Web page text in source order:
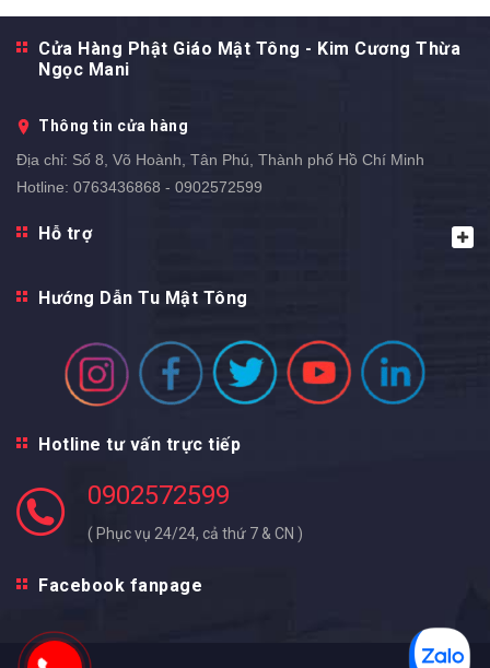
Cửa Hàng Phật Giáo Mật Tông - Kim Cương Thừa
Ngọc Mani
Thông tin cửa hàng
Địa chỉ: Số 8, Võ Hoành, Tân Phú, Thành phố Hồ Chí Minh
Hotline: 0763436868 - 0902572599
Hỗ trợ
Hướng Dẫn Tu Mật Tông
Hotline tư vấn trực tiếp
0902572599
( Phục vụ 24/24, cả thứ 7 & CN )
Facebook fanpage